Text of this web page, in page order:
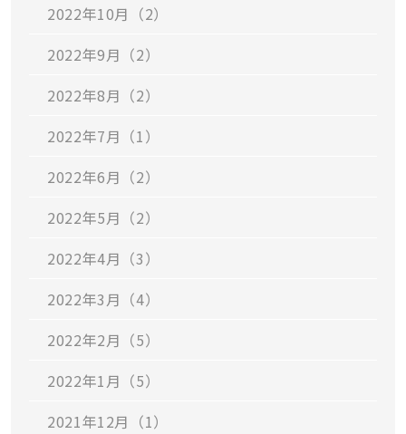
2022年10月（2）
2022年9月（2）
2022年8月（2）
2022年7月（1）
2022年6月（2）
2022年5月（2）
2022年4月（3）
2022年3月（4）
2022年2月（5）
2022年1月（5）
2021年12月（1）